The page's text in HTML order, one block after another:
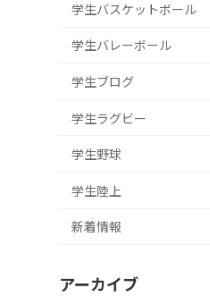
学生バスケットボール
学生バレーボール
学生ブログ
学生ラグビー
学生野球
学生陸上
新着情報
アーカイブ